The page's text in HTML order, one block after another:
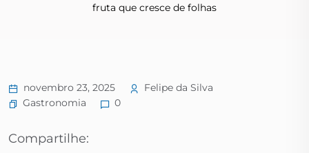
fruta que cresce de folhas
novembro 23, 2025
Felipe da Silva
Gastronomia
0
Compartilhe: